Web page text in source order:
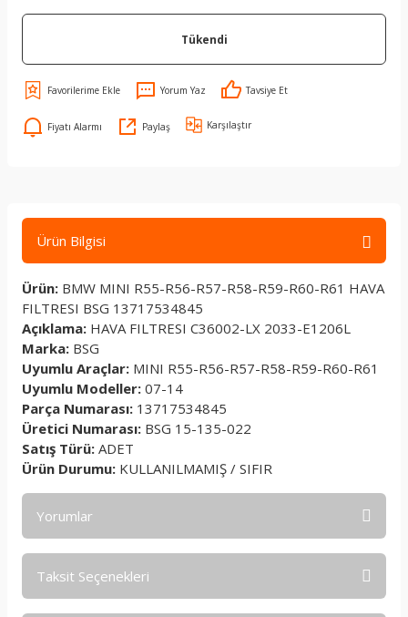
Tükendi
Yorum Yaz Tavsiye Et
Fiyatı Alarmı Paylaş Karşılaştır
Ürün Bilgisi
Ürün: BMW MINI R55-R56-R57-R58-R59-R60-R61 HAVA
FILTRESI BSG 13717534845
Açıklama: HAVA FILTRESI C36002-LX 2033-E1206L
Marka: BSG
Uyumlu Araçlar: MINI R55-R56-R57-R58-R59-R60-R61
Uyumlu Modeller: 07-14
Parça Numarası: 13717534845
Üretici Numarası: BSG 15-135-022
Satış Türü: ADET
Ürün Durumu: KULLANILMAMIŞ / SIFIR
Yorumlar
Taksit Seçenekleri